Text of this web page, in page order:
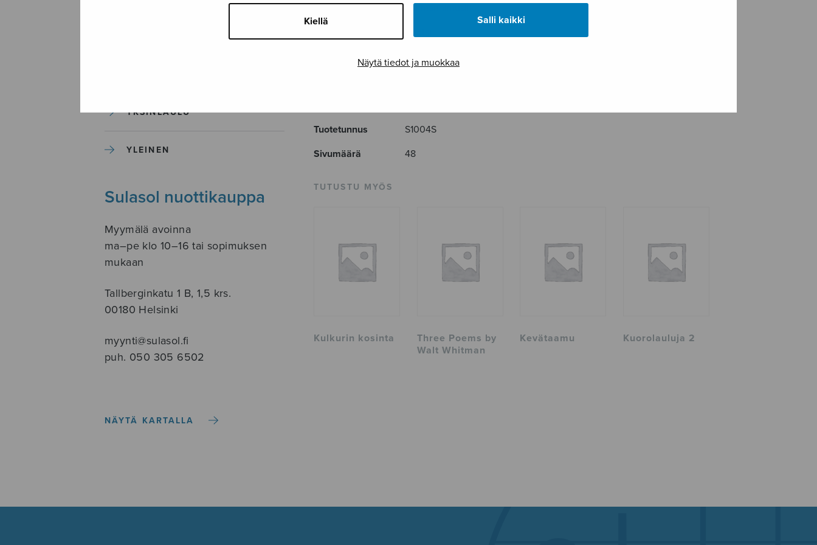
Kiellä Salli kaikki
Näytä tiedot ja muokkaa
SOITINKOULUT JA OPPAAT
YKSINLAULU
YLEINEN
Sulasol nuottikauppa
Myymälä avoinna
ma–pe klo 10–16 tai sopimuksen
mukaan
Tallberginkatu 1 B, 1,5 krs.
00180 Helsinki
myynti@sulasol.fi
puh. 050 305 6502
NÄYTÄ KARTALLA
Musiikkityyli
pelimannimusiikki
Sulasol
Tuotetunnus
S1004S
Sivumäärä
48
TUTUSTU MYÖS
Kulkurin kosinta
Three Poems by
Walt Whitman
Kevätaamu Kuorolauluja 2